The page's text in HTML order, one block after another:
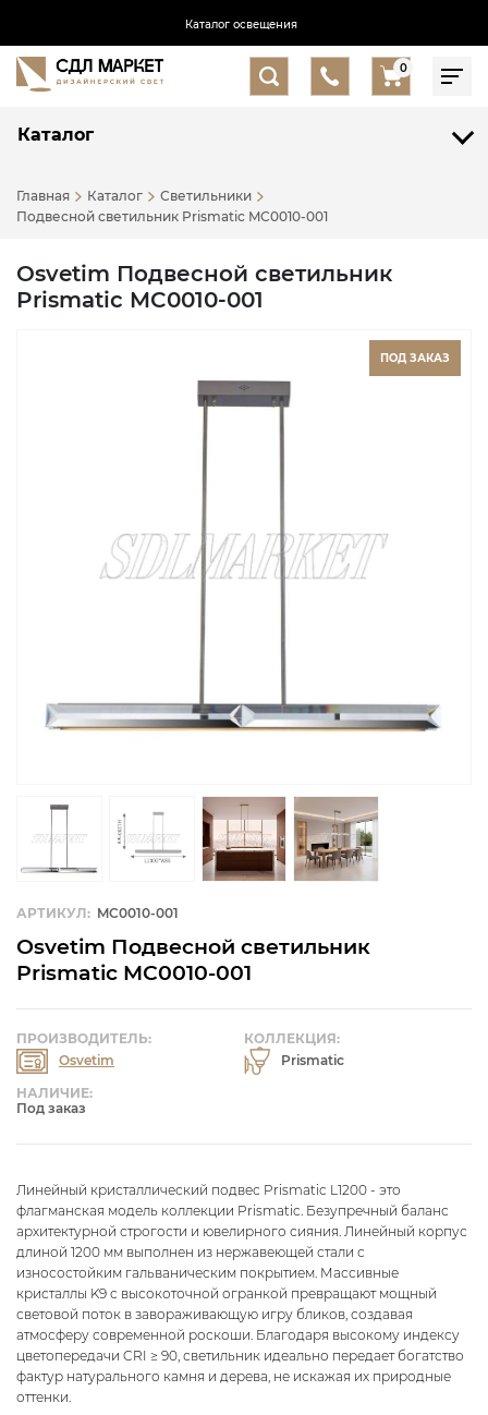
Каталог освещения
0
Каталог
Главная Каталог
Светильники
Подвесной светильник Prismatic MC0010-001
Osvetim Подвесной светильник
Prismatic MC0010-001
ПОД ЗАКАЗ
АРТИКУЛ: MC0010-001
Osvetim Подвесной светильник
Prismatic MC0010-001
НАЛИЧИЕ:
Под заказ
КОЛЛЕКЦИЯ:
Prismatic
ПРОИЗВОДИТЕЛЬ:
Osvetim
Линейный кристаллический подвес Prismatic L1200 - это
флагманская модель коллекции Prismatic. Безупречный баланс
архитектурной строгости и ювелирного сияния. Линейный корпус
длиной 1200 мм выполнен из нержавеющей стали с
износостойким гальваническим покрытием. Массивные
кристаллы K9 с высокоточной огранкой превращают мощный
световой поток в завораживающую игру бликов, создавая
атмосферу современной роскоши. Благодаря высокому индексу
цветопередачи CRI ≥ 90, светильник идеально передает богатство
фактур натурального камня и дерева, не искажая их природные
оттенки.